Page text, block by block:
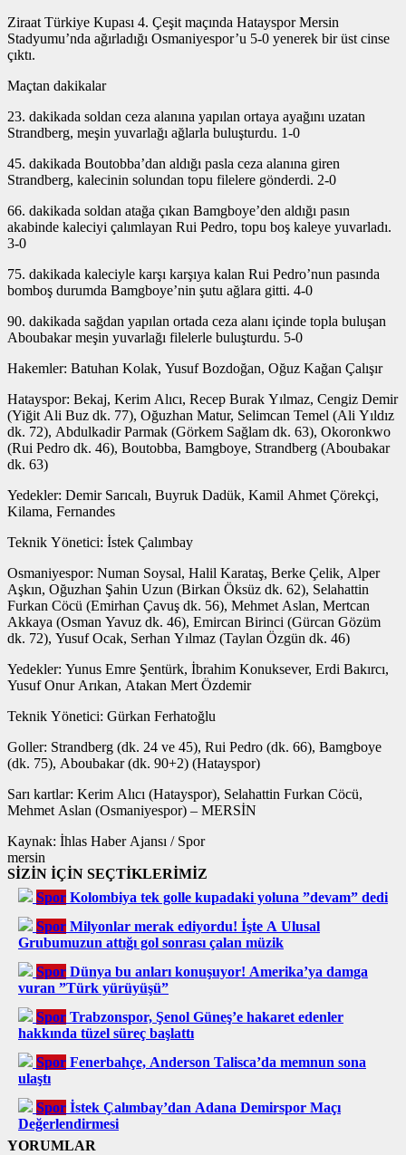
Ziraat Türkiye Kupası 4. Çeşit maçında Hatayspor Mersin
Stadyumu’nda ağırladığı Osmaniyespor’u 5-0 yenerek bir üst cinse
çıktı.
Maçtan dakikalar
23. dakikada soldan ceza alanına yapılan ortaya ayağını uzatan
Strandberg, meşin yuvarlağı ağlarla buluşturdu. 1-0
45. dakikada Boutobba’dan aldığı pasla ceza alanına giren
Strandberg, kalecinin solundan topu filelere gönderdi. 2-0
66. dakikada soldan atağa çıkan Bamgboye’den aldığı pasın
akabinde kaleciyi çalımlayan Rui Pedro, topu boş kaleye yuvarladı.
3-0
75. dakikada kaleciyle karşı karşıya kalan Rui Pedro’nun pasında
bomboş durumda Bamgboye’nin şutu ağlara gitti. 4-0
90. dakikada sağdan yapılan ortada ceza alanı içinde topla buluşan
Aboubakar meşin yuvarlağı filelerle buluşturdu. 5-0
Hakemler: Batuhan Kolak, Yusuf Bozdoğan, Oğuz Kağan Çalışır
Hatayspor: Bekaj, Kerim Alıcı, Recep Burak Yılmaz, Cengiz Demir
(Yiğit Ali Buz dk. 77), Oğuzhan Matur, Selimcan Temel (Ali Yıldız
dk. 72), Abdulkadir Parmak (Görkem Sağlam dk. 63), Okoronkwo
(Rui Pedro dk. 46), Boutobba, Bamgboye, Strandberg (Aboubakar
dk. 63)
Yedekler: Demir Sarıcalı, Buyruk Dadük, Kamil Ahmet Çörekçi,
Kilama, Fernandes
Teknik Yönetici: İstek Çalımbay
Osmaniyespor: Numan Soysal, Halil Karataş, Berke Çelik, Alper
Aşkın, Oğuzhan Şahin Uzun (Birkan Öksüz dk. 62), Selahattin
Furkan Cöcü (Emirhan Çavuş dk. 56), Mehmet Aslan, Mertcan
Akkaya (Osman Yavuz dk. 46), Emircan Birinci (Gürcan Gözüm
dk. 72), Yusuf Ocak, Serhan Yılmaz (Taylan Özgün dk. 46)
Yedekler: Yunus Emre Şentürk, İbrahim Konuksever, Erdi Bakırcı,
Yusuf Onur Arıkan, Atakan Mert Özdemir
Teknik Yönetici: Gürkan Ferhatoğlu
Goller: Strandberg (dk. 24 ve 45), Rui Pedro (dk. 66), Bamgboye
(dk. 75), Aboubakar (dk. 90+2) (Hatayspor)
Sarı kartlar: Kerim Alıcı (Hatayspor), Selahattin Furkan Cöcü,
Mehmet Aslan (Osmaniyespor) – MERSİN
Kaynak: İhlas Haber Ajansı / Spor
mersin
SİZİN İÇİN SEÇTİKLERİMİZ
Spor Kolombiya tek golle kupadaki yoluna ”devam” dedi
Spor Milyonlar merak ediyordu! İşte A Ulusal
Grubumuzun attığı gol sonrası çalan müzik
Spor Dünya bu anları konuşuyor! Amerika’ya damga
vuran ”Türk yürüyüşü”
Spor Trabzonspor, Şenol Güneş’e hakaret edenler
hakkında tüzel süreç başlattı
Spor Fenerbahçe, Anderson Talisca’da memnun sona
ulaştı
Spor İstek Çalımbay’dan Adana Demirspor Maçı
Değerlendirmesi
YORUMLAR